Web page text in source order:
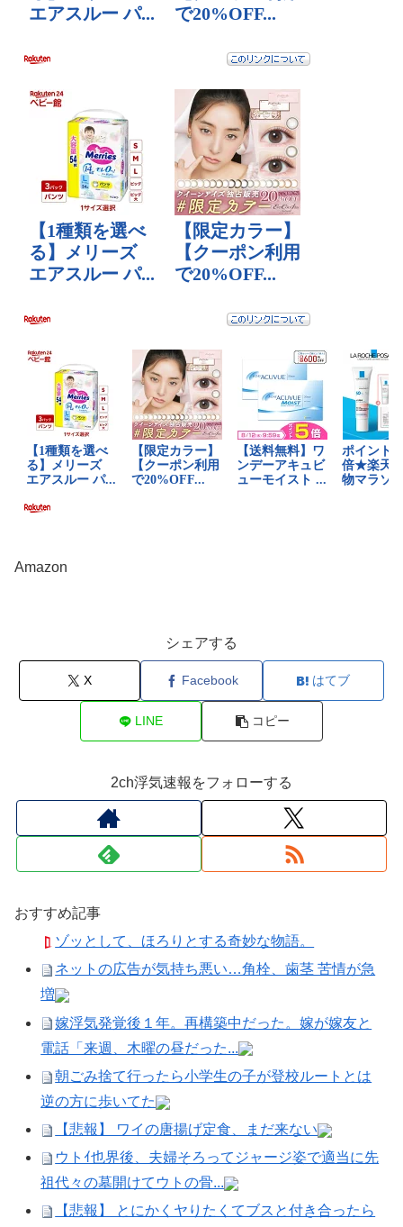
Amazon
シェアする
X Facebook はてブ
LINE コピー
2ch浮気速報をフォローする
おすすめ記事
ゾッとして、ほろりとする奇妙な物語。
ネットの広告が気持ち悪い…角栓、歯茎 苦情が急
増
嫁浮気発覚後１年。再構築中だった。嫁が嫁友と
電話「来週、木曜の昼だった...
朝ごみ捨て行ったら小学生の子が登校ルートとは
逆の方に歩いてた
【悲報】 ワイの唐揚げ定食、まだ来ない
ウトｲ也界後、夫婦そろってジャージ姿で適当に先
祖代々の墓開けてウトの骨...
【悲報】 とにかくヤりたくてブスと付き合ったら